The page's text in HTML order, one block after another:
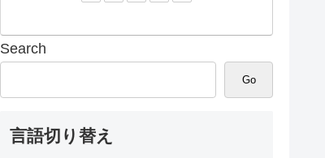
Search
Go
言語切り替え